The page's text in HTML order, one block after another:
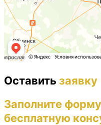
Оставить заявку
Заполните
бесплатную